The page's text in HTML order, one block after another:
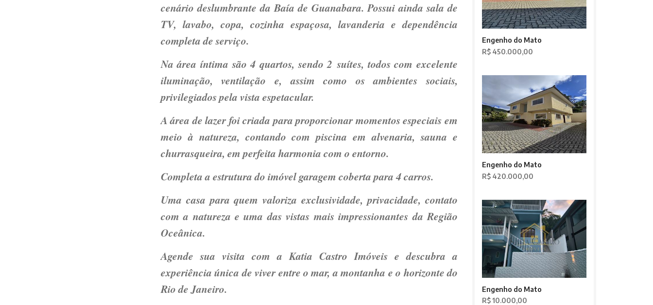
cenário deslumbrante da Baía de Guanabara. Possui aindasala de
TV, lavabo, copa, cozinha espaçosa, lavanderia e dependência
completa de serviço.
Na área íntima são4 quartos, sendo 2 suítes, todos com excelente
iluminação, ventilação e, assim como os ambientes sociais,
privilegiados pela vista espetacular.
A área de lazer foi criada para proporcionar momentos especiais em
meio à natureza, contando compiscina em alvenaria, sauna e
churrasqueira, em perfeita harmonia com o entorno.
Completa a estrutura do imóvelgaragem coberta para 4 carros.
Uma casa para quem valoriza exclusividade, privacidade, contato
com a natureza e uma das vistas mais impressionantes da Região
Oceânica.
Agende sua visita com a Katia Castro Imóveis e descubra a
experiência única de viver entre o mar, a montanha e o horizonte do
Rio de Janeiro.
Engenho do Mato
R$ 450.000,00
Engenho do Mato
R$ 420.000,00
Engenho do Mato
R$ 10.000,00